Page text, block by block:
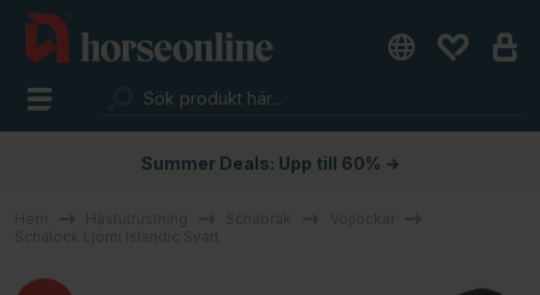
Summer Deals: Upp till 60% →